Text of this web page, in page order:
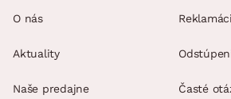
O nás
Aktuality
Naše predajne Časté